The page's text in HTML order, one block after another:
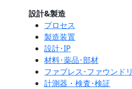
設計&製造
プロセス
製造装置
設計･IP
材料･薬品･部材
ファブレス･ファウンドリ
計測器・検査･検証